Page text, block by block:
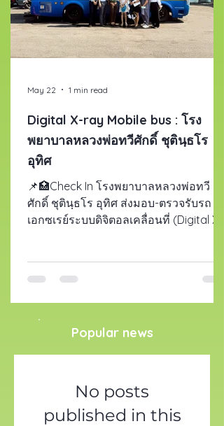
Digital X-ray Mobile bus : โรง
พยาบาลหลวงพ่อทวีศักดิ์ ชุตินฺธโร
อุทิศ
📌🏥Check In โรงพยาบาลหลวงพ่อทวี
ศักดิ์ ชุตินฺธโร อุทิศ ส่งมอบ-ตรวจรับรถ
เอกซเรย์ระบบดิจิตอลเคลื่อนที่ (Digital X-
SEDECAL ประเทศสเปน ซึ่งมีประสิทธิภาพ
สูง พร้อมชุดแผ่นแปลงสัญญาณภาพ
เอกซเรย์เป็นดิจิตอล (DR) ยี่ห้อ CANON มา
พร้อมระบบปัญญาประดิษฐ์ (AI) สำหรับ
วินิจฉัยความผิดปกติของโรคทรวงอก ได้
เอกซเรย์ ภายในรถ ยังมีระบบปฎิบัติการที่
May 22 1 min read
Popular news
No posts
published in this